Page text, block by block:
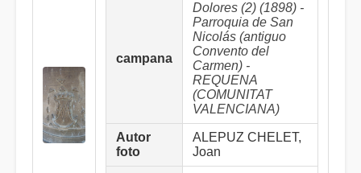
campana
Dolores (2) (1898) -
Parroquia de San
Nicolás (antiguo
Convento del
Carmen) -
REQUENA
(COMUNITAT
VALENCIANA)
Autor
foto
ALEPUZ CHELET,
Joan